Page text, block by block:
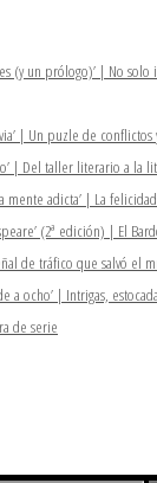
(y un prólogo)’ | No solo
| Un puzle de conflictos
| Del taller literario a la
mente adicta’ | La
(2ª edición) | El
de tráfico que salvó el
a ocho’ | Intrigas,
de serie